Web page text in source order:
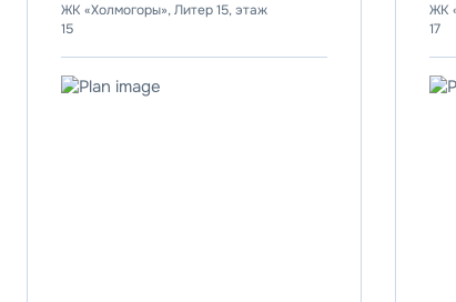
Ставка
ЖК «Холмогоры», Литер 15, этаж
15
ЖК
17